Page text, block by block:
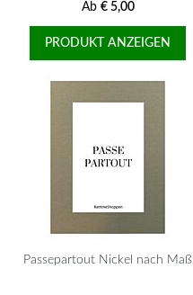
Ab € 5,00
PRODUKT ANZEIGEN
Passepartout Nickel nach Maß